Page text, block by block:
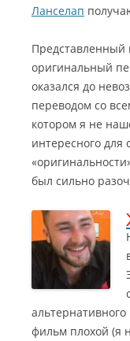
Ланселап
Представленный
оригинальный
оказался до
переводом со
котором я не
интересного для
был сильно
фильм плохой (я